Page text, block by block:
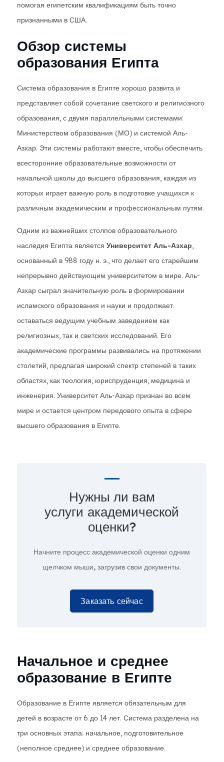
помогая египетским квалификациям быть точно
признанными в США.
Обзор системы
образования Египта
Система образования в Египте хорошо развита и
представляет собой сочетание светского и религиозного
образования, с двумя параллельными системами:
Министерством образования (МО) и системой Аль-
Азхар. Эти системы работают вместе, чтобы обеспечить
всесторонние образовательные возможности от
начальной школы до высшего образования, каждая из
которых играет важную роль в подготовке учащихся к
различным академическим и профессиональным путям.
Одним из важнейших столпов образовательного
наследия Египта является Университет Аль-Азхар,
основанный в 988 году н. э., что делает его старейшим
непрерывно действующим университетом в мире. Аль-
Азхар сыграл значительную роль в формировании
исламского образования и науки и продолжает
оставаться ведущим учебным заведением как
религиозных, так и светских исследований. Его
академические программы развивались на протяжении
столетий, предлагая широкий спектр степеней в таких
областях, как теология, юриспруденция, медицина и
инженерия. Университет Аль-Азхар признан во всем
мире и остается центром передового опыта в сфере
высшего образования в Египте.
Нужны ли вам
услуги академической
оценки?
Начните процесс академической оценки одним
щелчком мыши, загрузив свои документы.
Заказать сейчас
Начальное и среднее
образование в Египте
Образование в Египте является обязательным для
детей в возрасте от 6 до 14 лет. Система разделена на
три основных этапа: начальное, подготовительное
(неполное среднее) и среднее образование.